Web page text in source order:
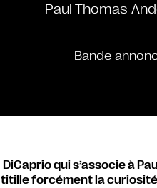
Paul Thomas
Bande
DiCaprio qui s’associe à
titille forcément la curiosité